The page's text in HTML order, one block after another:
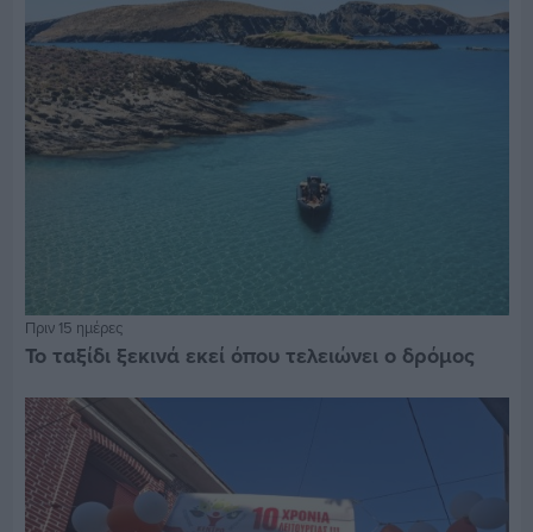
Πριν 15 ημέρες
Το ταξίδι ξεκινά εκεί όπου τελειώνει ο δρόμος